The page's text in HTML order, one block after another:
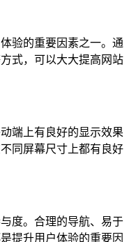
验的重要因素之一。通
式，可以大大提高网站
端上有良好的显示效果
同屏幕尺寸上都有良好
度。合理的导航、易于
提升用户体验的重要因